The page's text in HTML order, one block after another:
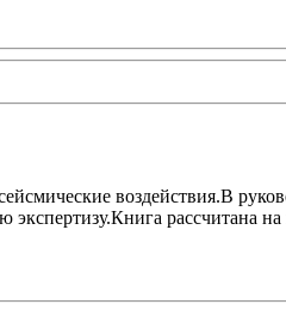
воздействия.В
рассчитана